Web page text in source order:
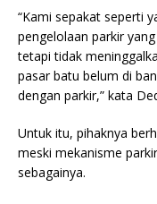
“Kami sepakat seperti
pengelolaan parkir
tetapi tidak
pasar batu belum di
dengan parkir,” kata
Untuk itu, pihaknya
meski mekanisme
sebagainya.